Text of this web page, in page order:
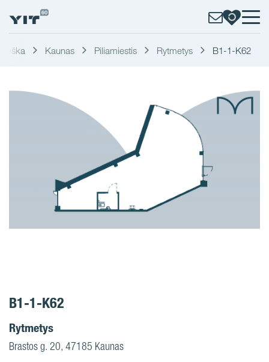
Kaunas Piliamiestis Rytmetys B1-1-K62
B1-1-K62
Rytmetys
Brastos g. 20, 47185 Kaunas